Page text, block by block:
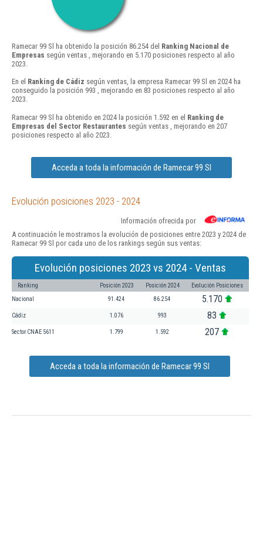
Ramecar 99 Sl ha obtenido la posición 86.254 del Ranking Nacional de
Empresas según ventas , mejorando en 5.170 posiciones respecto al año
2023.
En el Ranking de Cádiz según ventas, la empresa Ramecar 99 Sl en 2024 ha
conseguido la posición 993 , mejorando en 83 posiciones respecto al año
2023.
Ramecar 99 Sl ha obtenido en 2024 la posición 1.592 en el Ranking de
Empresas del Sector Restaurantes según ventas , mejorando en 207
posiciones respecto al año 2023.
Acceda a toda la información de Ramecar 99 Sl
Evolución posiciones 2023 - 2024
Información ofrecida por
A continuación le mostramos la evolución de posiciones entre 2023 y 2024 de
Ramecar 99 Sl por cada uno de los rankings según sus ventas:
Evolución posiciones 2023 vs 2024 - Ventas
Ranking Posición 2023 Posición 2024 Evolución Posiciones
Nacional 91.424 86.254 5.170
Cádiz 1.076 993 83
Sector CNAE 5611 1.799 1.592 207
Acceda a toda la información de Ramecar 99 Sl